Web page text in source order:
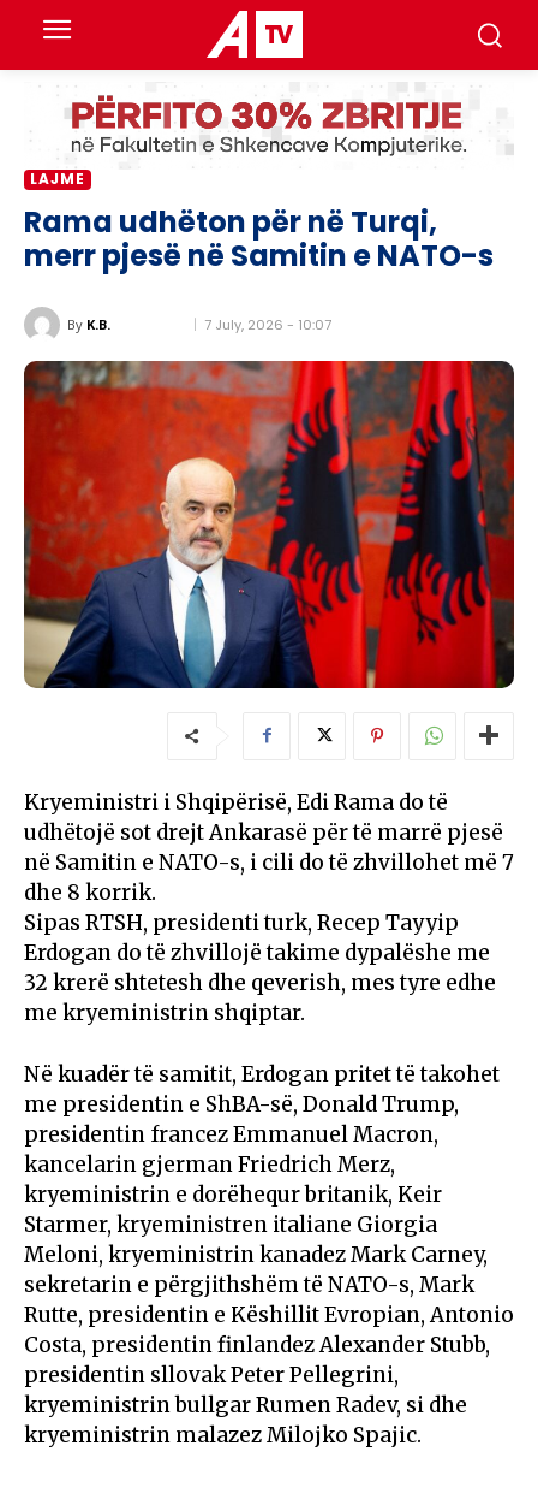
LAJME
Rama udhëton për në Turqi,
merr pjesë në Samitin e NATO-s
By K.B. 7 July, 2026 - 10:07
Kryeministri i Shqipërisë, Edi Rama do të
udhëtojë sot drejt Ankarasë për të marrë pjesë
në Samitin e NATO-s, i cili do të zhvillohet më 7
dhe 8 korrik.
Sipas RTSH, presidenti turk, Recep Tayyip
Erdogan do të zhvillojë takime dypalëshe me
32 krerë shtetesh dhe qeverish, mes tyre edhe
me kryeministrin shqiptar.
Në kuadër të samitit, Erdogan pritet të takohet
me presidentin e ShBA-së, Donald Trump,
presidentin francez Emmanuel Macron,
kancelarin gjerman Friedrich Merz,
kryeministrin e dorëhequr britanik, Keir
Starmer, kryeministren italiane Giorgia
Meloni, kryeministrin kanadez Mark Carney,
sekretarin e përgjithshëm të NATO-s, Mark
Rutte, presidentin e Këshillit Evropian, Antonio
Costa, presidentin finlandez Alexander Stubb,
presidentin sllovak Peter Pellegrini,
kryeministrin bullgar Rumen Radev, si dhe
kryeministrin malazez Milojko Spajic.